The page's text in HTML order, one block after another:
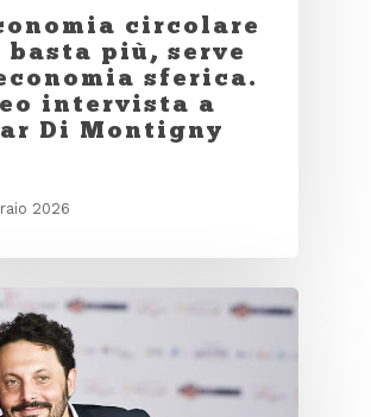
circolare
basta più, serve
sferica.
intervista a
Di Montigny
2026